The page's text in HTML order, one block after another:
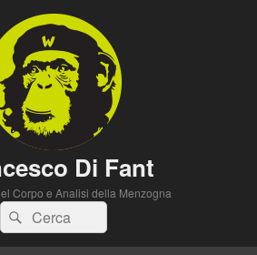
Di Fant
Corpo e Analisi della Menzogna
Cerca:Cerca